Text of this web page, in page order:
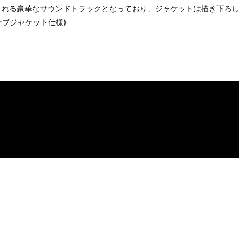
る豪華なサウンドトラックとなっており、ジャケットは描き下ろし
ジャケット仕様)